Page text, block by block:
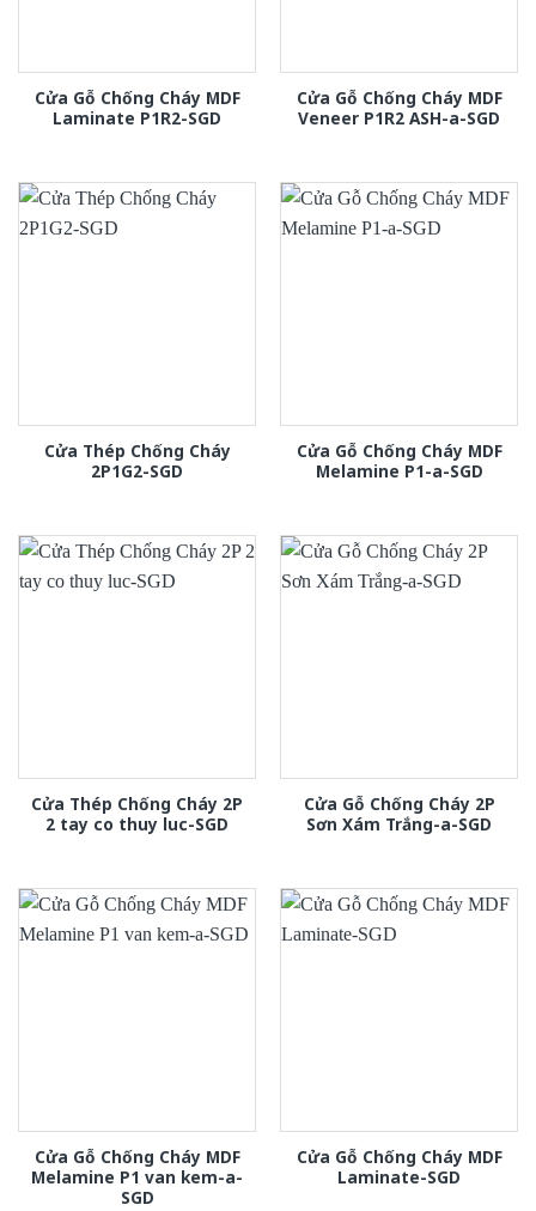
Cửa Gỗ Chống Cháy MDF
Laminate P1R2-SGD
Cửa Gỗ Chống Cháy MDF
Veneer P1R2 ASH-a-SGD
Cửa Thép Chống Cháy
2P1G2-SGD
Cửa Gỗ Chống Cháy MDF
Melamine P1-a-SGD
Cửa Thép Chống Cháy 2P
2 tay co thuy luc-SGD
Cửa Gỗ Chống Cháy 2P
Sơn Xám Trắng-a-SGD
Cửa Gỗ Chống Cháy MDF
Melamine P1 van kem-a-
SGD
Cửa Gỗ Chống Cháy MDF
Laminate-SGD